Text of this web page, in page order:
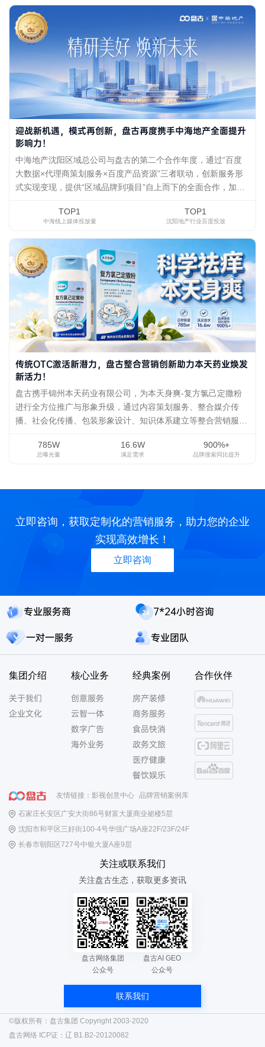
迎战新机遇，模式再创新，盘古再度携手中海地产全面提升
影响力！
中海地产沈阳区域总公司与盘古的第二个合作年度，通过“百度
大数据×代理商策划服务×百度产品资源”三者联动，创新服务形
式实现变现，提供“区域品牌到项目”自上而下的全面合作，加深
TOP1
中海线上媒体投放量
TOP1
沈阳地产行业百度投放
传统OTC激活新潜力，盘古整合营销创新助力本天药业焕发
新活力！
盘古携手锦州本天药业有限公司，为本天身爽-复方氯己定撒粉
进行全方位推广与形象升级，通过内容策划服务、整合媒介传
播、社会化传播、包装形象设计、知识体系建立等整合营销服
量。为传统OTC企业赋能新活力！
785W
总曝光量
16.6W
满足需求
900%+
品牌搜索同比提升
立即咨询，获取定制化的营销服务，助力您的企业
实现高效增长！
立即咨询
专业服务商 7*24小时咨询
一对一服务 专业团队
集团介绍
关于我们
企业文化
核心业务
创意服务
云智一体
数字广告
海外业务
经典案例
房产装修
商务服务
食品快消
政务文旅
医疗健康
餐饮娱乐
合作伙伴
友情链接： 影视创意中心 品牌营销案例库
石家庄长安区广安大街86号财富大厦商业裙楼5层
沈阳市和平区三好街100-4号华强广场A座22F/23F/24F
长春市朝阳区727号中银大厦A座9层
关注或联系我们
关注盘古生态，获取更多资讯
盘古网络集团
公众号
盘古AI GEO
公众号
联系我们
©版权所有：盘古集团 Copyright 2003-2020
盘古网络 ICP证： 辽 B1.B2-20120082